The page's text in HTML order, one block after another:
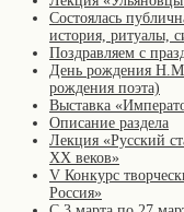
Состоялась
история, ритуалы,
Поздравляем с
День рождения
рождения поэта)
Выставка
Описание раздела
Лекция «Русский
XX веков»
V Конкурс
Россия»